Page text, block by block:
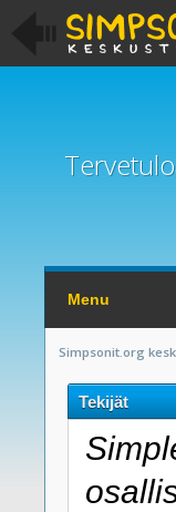
Menu
Simpsonit.org
Tekijät